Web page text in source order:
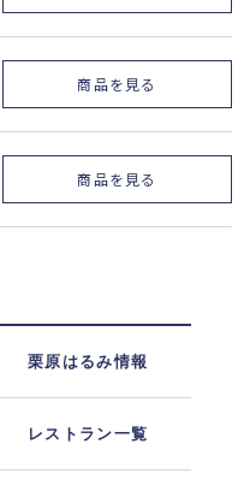
商品を見る
商品を見る
栗原はるみ情報
レストラン一覧